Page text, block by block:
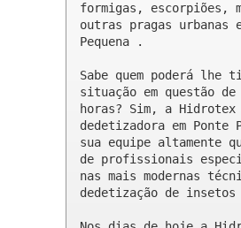
formigas, escorpiões,
outras pragas urbanas
Pequena .
Sabe quem poderá lhe
situação em questão de
horas? Sim, a Hidrotex
dedetizadora em Ponte
sua equipe altamente
de profissionais
nas mais modernas
dedetização de insetos